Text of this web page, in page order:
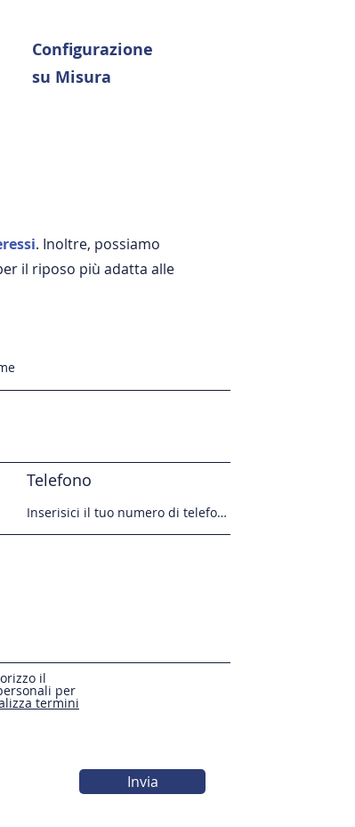
Configurazione
su Misura
. Inoltre, possiamo
il riposo più adatta alle
Telefono
il
per
termini
Invia